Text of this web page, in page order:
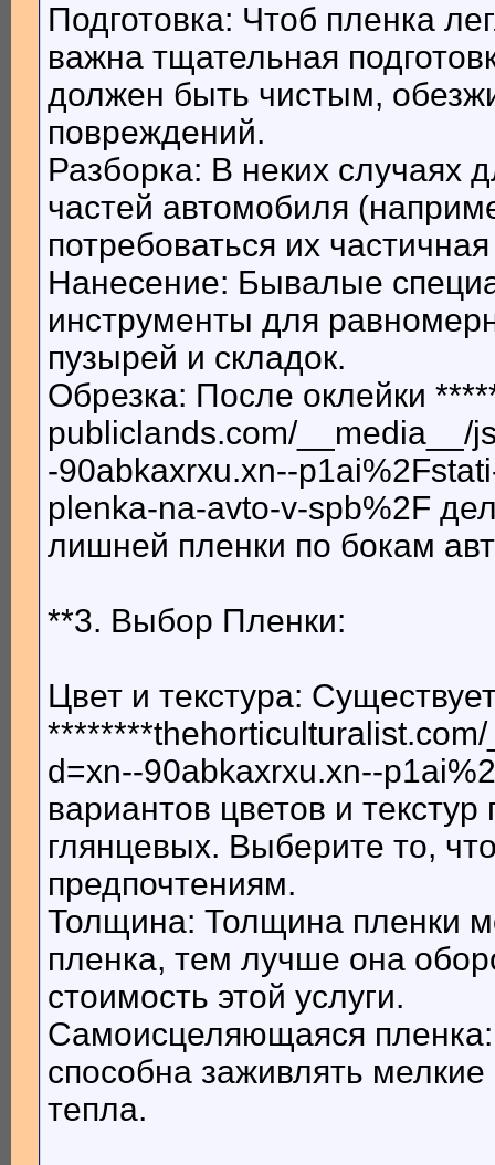
Подготовка: Чтоб пленка
важна тщательная
должен быть чистым,
повреждений.
Разборка: В неких случаях
частей автомобиля
потребоваться их
Нанесение: Бывалые
инструменты для
пузырей и складок.
Обрезка: После оклейки
publiclands.com/__media__/
-90abkaxrxu.xn--
plenka-na-avto-v-spb%2F
лишней пленки по бокам
**3. Выбор Пленки:
Цвет и текстура:
d=xn--90abkaxrxu.xn--
вариантов цветов и
глянцевых. Выберите то,
предпочтениям.
Толщина: Толщина пленки
пленка, тем лучше она
стоимость этой услуги.
Самоисцеляющаяся
способна заживлять
тепла.